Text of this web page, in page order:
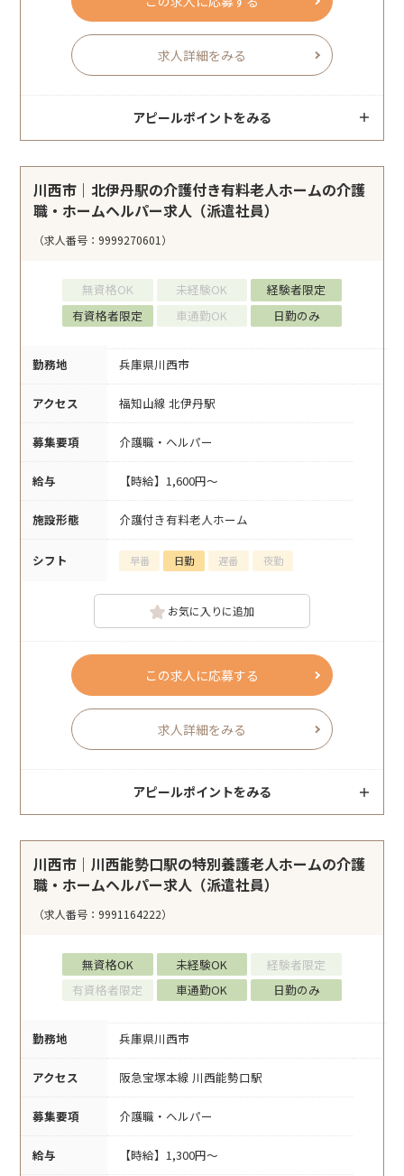
求人詳細をみる
アピールポイントをみる
川西市｜北伊丹駅の介護付き有料老人ホームの介護
職・ホームヘルパー求人（派遣社員）
（求人番号：9999270601）
無資格OK 未経験OK
経験者限定
有資格者限定
車通勤OK 日勤のみ
勤務地 兵庫県川西市
アクセス 福知山線 北伊丹駅
募集要項 介護職・ヘルパー
給与 【時給】1,600円～
施設形態 介護付き有料老人ホーム
シフト 早番 日勤 遅番 夜勤
お気に入りに追加
この求人に応募する
求人詳細をみる
アピールポイントをみる
川西市｜川西能勢口駅の特別養護老人ホームの介護
職・ホームヘルパー求人（派遣社員）
（求人番号：9991164222）
無資格OK 未経験OK
経験者限定
有資格者限定
車通勤OK 日勤のみ
勤務地 兵庫県川西市
アクセス 阪急宝塚本線 川西能勢口駅
募集要項 介護職・ヘルパー
給与 【時給】1,300円～